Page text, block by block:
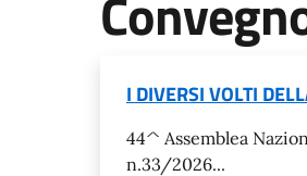
I DIVERSI VOLTI
44^ Assemblea
n.33/2026...